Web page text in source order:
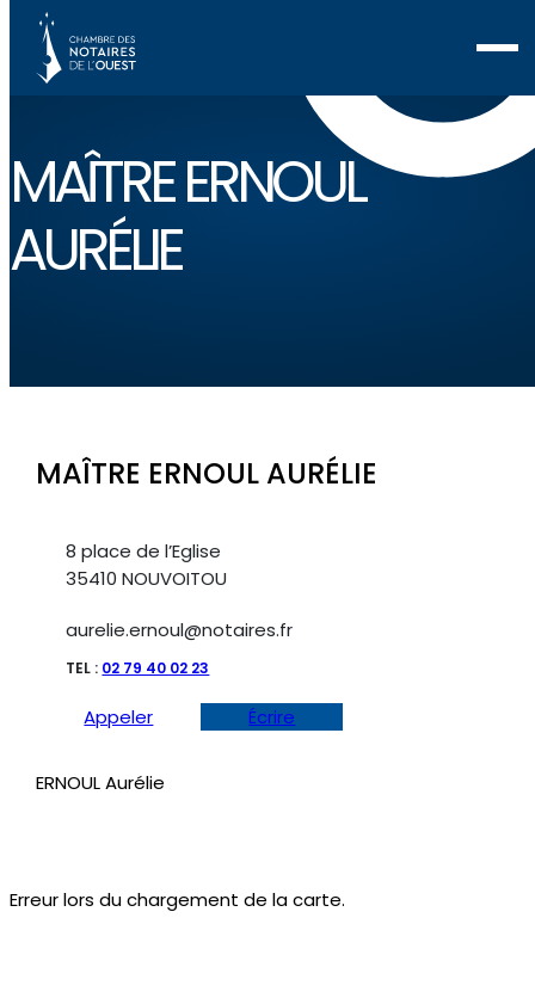
MAÎTRE ERNOUL
AURÉLIE
Erreur lors du chargement de la carte.
MAÎTRE ERNOUL AURÉLIE
8 place de l’Eglise
35410 NOUVOITOU
aurelie.ernoul@notaires.fr
TEL : 02 79 40 02 23
Appeler Écrire
ERNOUL Aurélie